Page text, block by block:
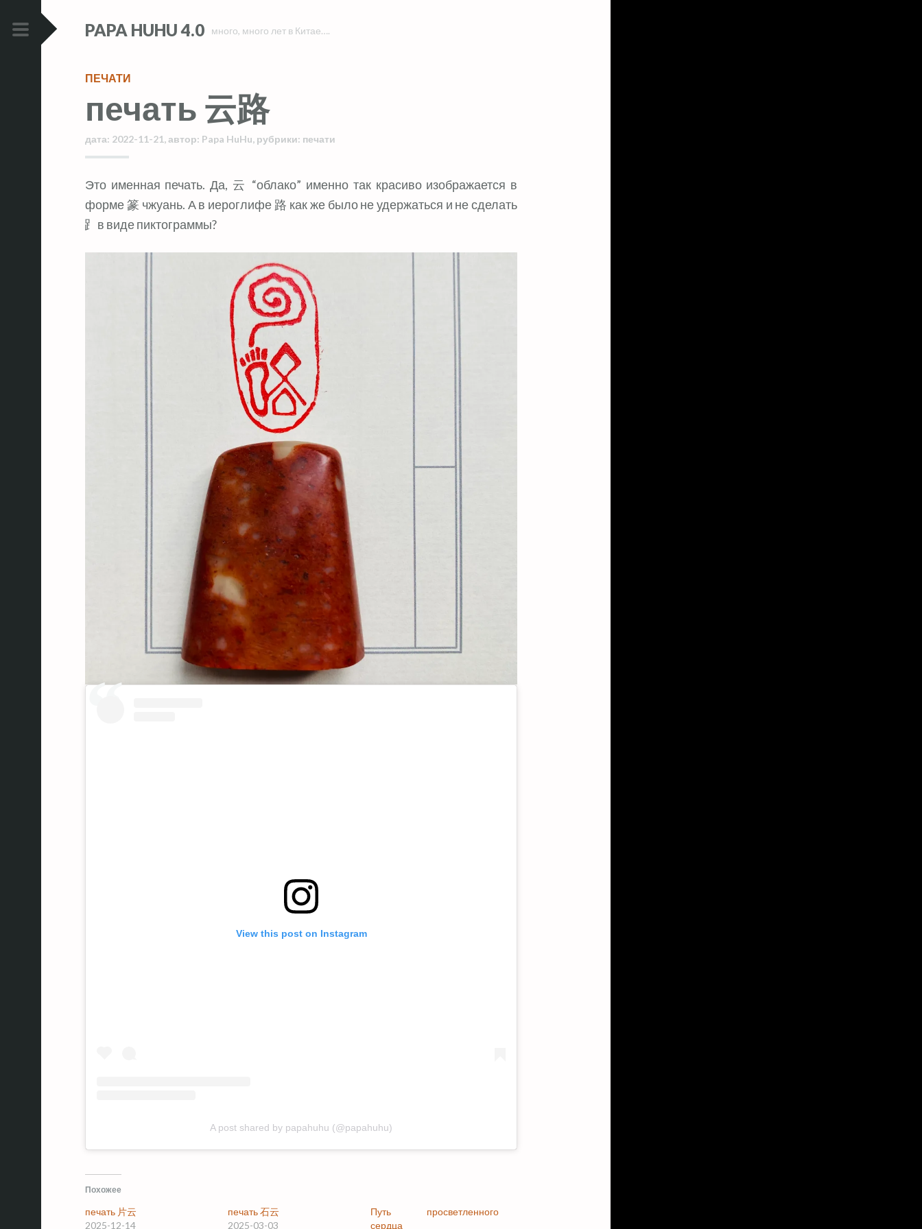
PRIMARY
PAPA HUHU 4.0 много, много лет в Китае….
ПЕЧАТИ
печать 云路
дата: 2022-11-21,автор: Papa HuHu, рубрики: печати
Это именная печать. Да, 云 “облако” именно так красиво изображается в
форме 篆 чжуань. А в иероглифе 路 как же было не удержаться и не сделать
⻊в виде пиктограммы?
View this post on Instagram
A post shared by papahuhu (@papahuhu)
Похожее
печать 片云
2025-12-14
печать 石云
2025-03-03
Путь просветленного
сердца